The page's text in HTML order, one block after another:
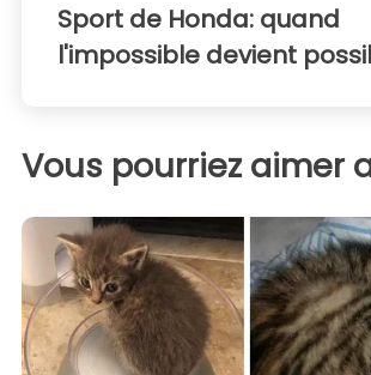
Sport de Honda: quand
l'impossible devient
Vous pourriez aimer